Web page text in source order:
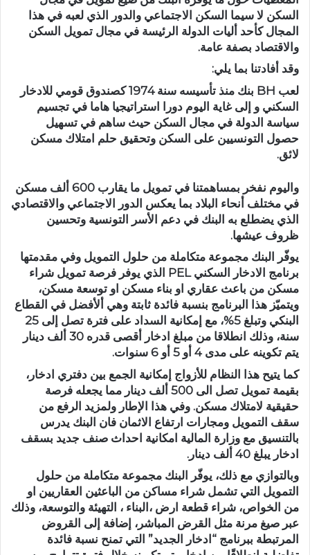
السكن لا سيما السكن الاجتماعي والدور الذي لعبه في هذا
المجال كأحد أليات الدولة الرئيسة في مجال تمويل السكن
والاقتصاد بصفة عامة.
وقد أفادتنا بما يلي:
لعب BH بنك منذ تأسيسه سنة 1974 كصندوق قومي للادخار
السكني و إلى غاية اليوم دورا استراتيجيا هاما في تجسيم
سياسة الدولة في مجال السكن حيث ساهم في تسهيل
حصول التونسيين على السكن وتحقيق حلم امتلاك مسكن
لائق.
واليوم نفخر بمساهمتنا في تمويل ما يقارب 600 ألف مسكن
في مختلف أنحاء البلاد بما يعكس الدور الاجتماعي والاقتصادي
الذي يضطلع به البنك في دعم الأسر التونسية وتحسين
ظروف عيشها.
يوفّر البنك مجموعة متكاملة من حلول التمويل وفي مقدمتها
برنامج الادخار السكني PEL الذي يوفر فرصة تمويل شراء
مسكن من باعث عقاري او بناء مسكن او توسعة مسكن،
ويتميّز هذا البرنامج بنسبة فائدة ثابتة وهي ألأفضل في القطاع
البنكي وتبلغ 5%، مع إمكانية السداد على فترة تصل إلى 25
سنة، وذلك انطلاقا من مبلغ ادخار أقصى قدره 30 ألف دينار
يتم تكوينه على مدى 4 أو 5 أو 6 سنوات.
كما يتيح هذا النظام للأزواج إمكانية الجمع بين دفتري ادخار،
بقيمة تمويل تصل الى 500 ألف دينار مما يجعله فرصة
حقيقية لامتلاك مسكن. وفي هذا الإطار ولمزيد الرفع من
سقف التمويل ومجارات ارتفاع الاثمان فان البنك يدرس
بالتنسيق مع وزارة المالية امكانية احداث صنف جديد بسقف
ادخار يبلغ 40 ألف دينار.
وبالتوازي مع ذلك، يوفّر البنك مجموعة متكاملة من حلول
التمويل التي تشمل شراء مساكن من الباعثين العقاريين او
من الخواص، شراء قطعة ارض ،البناء ، التهيئة والتوسعة، وذلك
عبر صيغ مرنة مثل القرض المباشر، إضافة إلى القروض
المرتبطة ببرنامج “ادخار الجديد” التي تمنح نسبة فائدة